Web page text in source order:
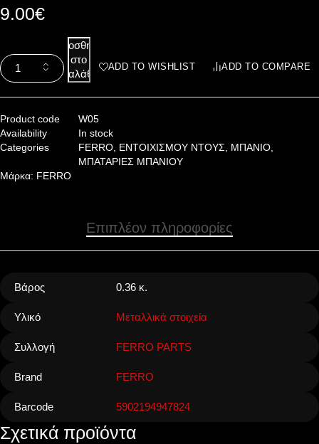
9.00€
Προσθήκη
στο
καλάθι
ADD TO WISHLIST ADD TO COMPARE
Product code
W05
Availability
In stock
Categories
FERRO, ΕΝΤΟΙΧΙΣΜΟΥ ΝΤΟΥΣ, ΜΠΑΝΙΟ,
ΜΠΑΤΑΡΙΕΣ ΜΠΑΝΙΟΥ
Μάρκα: FERRO
Επιπλέον πληροφορίες
Βάρος 0.36 κ.
Υλικό Μεταλλικά στοιχεία
Συλλογή FERRO PARTS
Brand FERRO
Barcode 5902194947824
Σχετικά προϊόντα